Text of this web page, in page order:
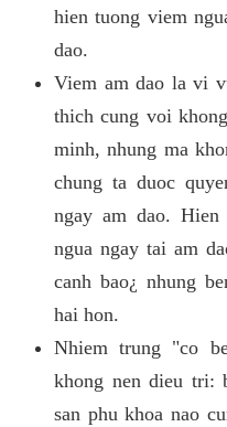
hien tuong viem
dao.
Viem am dao la vi
thich cung voi
minh, nhung ma
chung ta duoc
ngay am dao.
ngua ngay tai am
canh bao¿ nhung
hai hon.
Nhiem trung "co
khong nen dieu tri:
san phu khoa nao